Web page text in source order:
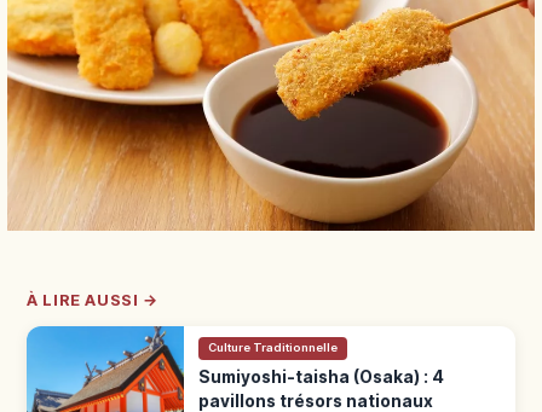
À LIRE AUSSI →
Culture Traditionnelle
Sumiyoshi-taisha (Osaka) : 4
pavillons trésors nationaux